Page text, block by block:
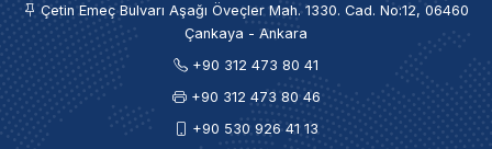
Çetin Emeç Bulvarı Aşağı Öveçler Mah. 1330. Cad. No:12, 06460
Çankaya - Ankara
+90 312 473 80 41
+90 312 473 80 46
+90 530 926 41 13